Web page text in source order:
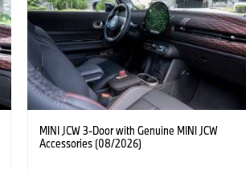
MINI JCW 3-Door with Genuine MINI JCW
Accessories (08/2026)